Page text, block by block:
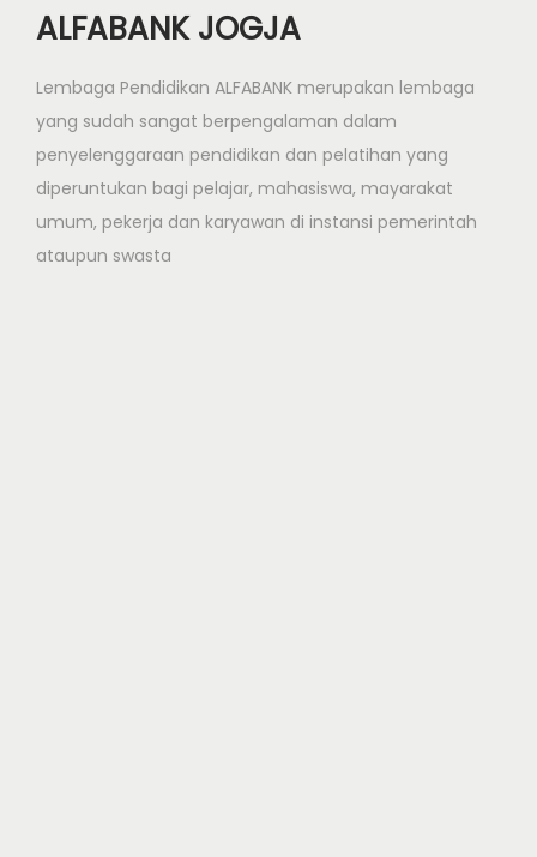
ALFABANK JOGJA
Lembaga Pendidikan ALFABANK merupakan lembaga
yang sudah sangat berpengalaman dalam
penyelenggaraan pendidikan dan pelatihan yang
diperuntukan bagi pelajar, mahasiswa, mayarakat
umum, pekerja dan karyawan di instansi pemerintah
ataupun swasta